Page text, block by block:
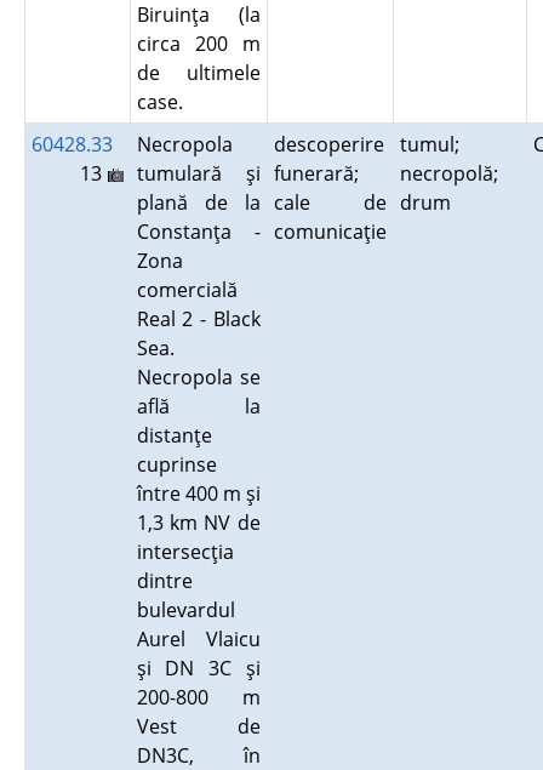
Biruinţa (la
circa 200 m
de ultimele
case.
60428.33
13
Necropola
tumulară şi
plană de la
Constanţa -
Zona
comercială
Real 2 - Black
Sea.
Necropola se
află la
distanţe
cuprinse
între 400 m şi
1,3 km NV de
intersecţia
dintre
bulevardul
Aurel Vlaicu
şi DN 3C şi
200-800 m
Vest de
DN3C, în
descoperire
funerară;
cale de
comunicaţie
tumul;
necropolă;
drum